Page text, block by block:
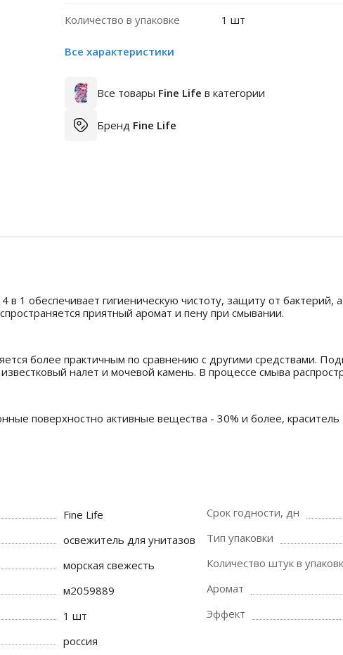
Количество в упаковке 1 шт
Все характеристики
Все товары Fine Life в категории
Бренд Fine Life
в 1 обеспечивает гигиеническую чистоту, защиту от
приятный аромат и пену при смывании.
более практичным по сравнению с другими средствами.
налет и мочевой камень. В процессе смыва
поверхностно активные вещества - 30% и более,
Fine Life
освежитель для унитазов
морская свежесть
м2059889
1 шт
россия
Срок годности, дн
Тип упаковки
Количество штук в
Аромат
Эффект